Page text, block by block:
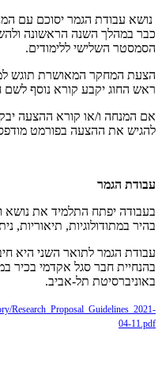
נושא עבודת הגמר יסוכם עם
כבר במהלך השנה הראשונה
הסמסטר השלישי ללימודים.
הצעת המחקר המאושרת תוגש
ראש החוג יקבע קורא נוסף לשם
אם המנחה ו/או קורא ההצעה
להגיש את ההצעה בפורמט
עבודת הגמר
בעבודה יפתח התלמיד את נושא
בהיר במתודולוגיות, תיאוריות,
עבודת הגמר לתואר השני היא
בהנחיית חבר סגל אקדמי בכיר
באוניברסיטת תל-אביב.
Research_Proposal_Guidelines_2021-
04-11.pdf